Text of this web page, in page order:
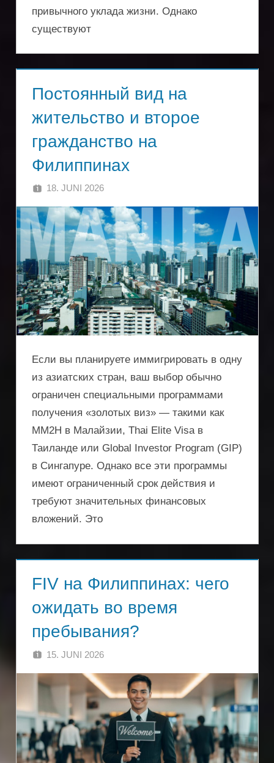
привычного уклада жизни. Однако
существуют
Постоянный вид на
жительство и второе
гражданство на
Филиппинах
18. JUNI 2026
Если вы планируете иммигрировать в одну
из азиатских стран, ваш выбор обычно
ограничен специальными программами
получения «золотых виз» — такими как
MM2H в Малайзии, Thai Elite Visa в
Таиланде или Global Investor Program (GIP)
в Сингапуре. Однако все эти программы
имеют ограниченный срок действия и
требуют значительных финансовых
вложений. Это
FIV на Филиппинах: чего
ожидать во время
пребывания?
15. JUNI 2026